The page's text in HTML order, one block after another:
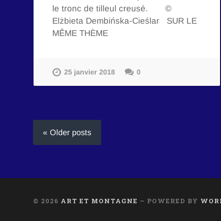
le tronc de tilleul creusé. ©
Elżbieta Dembińska-Cieślar SUR LE
MÊME THÈME
25 janvier 2018 0
« Older posts
© 2026 ART ET MONTAGNE — POWERED BY